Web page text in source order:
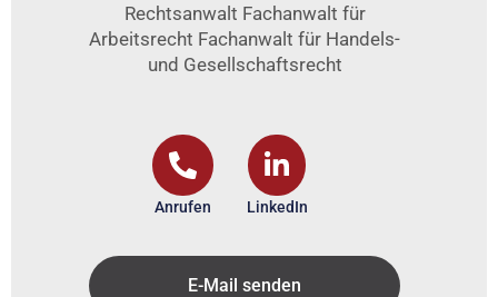
Rechtsanwalt Fachanwalt für
Arbeitsrecht Fachanwalt für Handels-
und Gesellschaftsrecht
Anrufen LinkedIn
E-Mail senden